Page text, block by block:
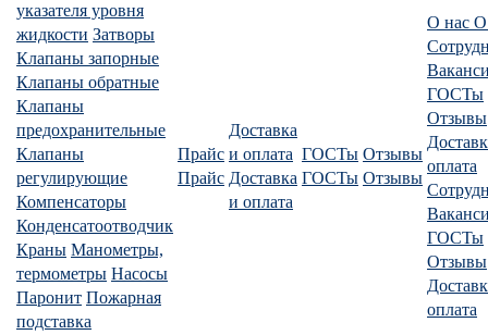
указателя уровня
жидкости Затворы
Клапаны запорные
Клапаны обратные
Клапаны
предохранительные
Клапаны
регулирующие
Компенсаторы
Конденсатоотводчик
Краны Манометры,
термометры Насосы
Паронит Пожарная
подставка
Прайс
Прайс
Доставка
и оплата
Доставка
и оплата
ГОСТы
ГОСТы
Отзывы
Отзывы
О нас О
ГОСТы
Отзывы
оплата
ГОСТы
Отзывы
оплата